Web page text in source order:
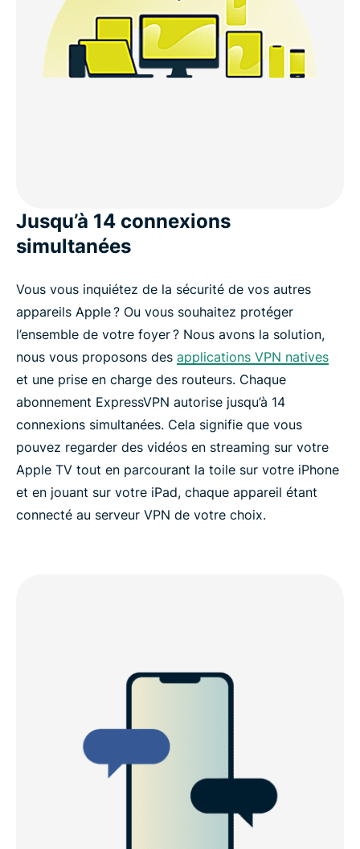
Jusqu’à 14 connexions
simultanées
Vous vous inquiétez de la sécurité de vos autres
appareils Apple ? Ou vous souhaitez protéger
l’ensemble de votre foyer ? Nous avons la solution,
nous vous proposons des applications VPN natives
et une prise en charge des routeurs. Chaque
abonnement ExpressVPN autorise jusqu’à 14
connexions simultanées. Cela signifie que vous
pouvez regarder des vidéos en streaming sur votre
Apple TV tout en parcourant la toile sur votre iPhone
et en jouant sur votre iPad, chaque appareil étant
connecté au serveur VPN de votre choix.